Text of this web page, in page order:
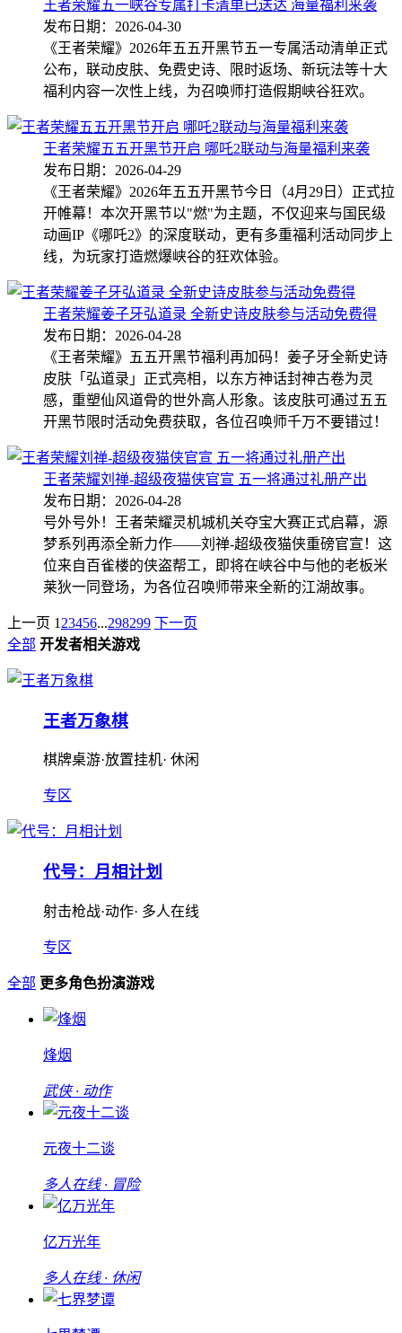
王者荣耀五一峡谷专属打卡清单已送达 海量福利来袭
发布日期：2026-04-30
《王者荣耀》2026年五五开黑节五一专属活动清单正式
公布，联动皮肤、免费史诗、限时返场、新玩法等十大
福利内容一次性上线，为召唤师打造假期峡谷狂欢。
王者荣耀五五开黑节开启 哪吒2联动与海量福利来袭
发布日期：2026-04-29
《王者荣耀》2026年五五开黑节今日（4月29日）正式拉
开帷幕！本次开黑节以"燃"为主题，不仅迎来与国民级
动画IP《哪吒2》的深度联动，更有多重福利活动同步上
线，为玩家打造燃爆峡谷的狂欢体验。
王者荣耀姜子牙弘道录 全新史诗皮肤参与活动免费得
发布日期：2026-04-28
《王者荣耀》五五开黑节福利再加码！姜子牙全新史诗
皮肤「弘道录」正式亮相，以东方神话封神古卷为灵
感，重塑仙风道骨的世外高人形象。该皮肤可通过五五
开黑节限时活动免费获取，各位召唤师千万不要错过！
王者荣耀刘禅-超级夜猫侠官宣 五一将通过礼册产出
发布日期：2026-04-28
号外号外！王者荣耀灵机城机关夺宝大赛正式启幕，源
梦系列再添全新力作——刘禅-超级夜猫侠重磅官宣！这
位来自百雀楼的侠盗帮工，即将在峡谷中与他的老板米
莱狄一同登场，为各位召唤师带来全新的江湖故事。
上一页 1 23456...298299 下一页
全部 开发者相关游戏
王者万象棋
棋牌桌游·放置挂机· 休闲
专区
代号：月相计划
射击枪战·动作· 多人在线
专区
全部 更多角色扮演游戏
烽烟
武侠 · 动作
元夜十二谈
多人在线 · 冒险
亿万光年
多人在线 · 休闲